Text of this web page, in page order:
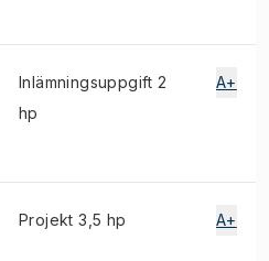
Inlämningsuppgift 2
hp
A+
Projekt 3,5 hp A+